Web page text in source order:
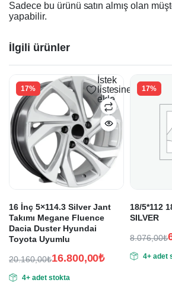
Sadece bu ürünü satın almış olan
yapabilir.
İlgili ürünler
17%
İstek
listesine
ekle
16 İnç 5×114.3 Silver Jant
Takımı Megane Fluence
Dacia Duster Hyundai
Toyota Uyumlu
20.160,00₺
fiyat:
16.800,00₺
andaki
4+ adet stokta
17%
18/5*112
SILVER
8.076,00₺
fiyat:
andaki
4+ adet